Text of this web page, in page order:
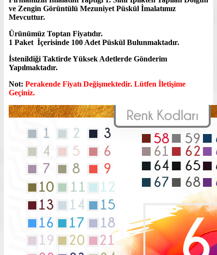
ve Zengin Görüntülü Mezuniyet Püskül İmalatımız
Mevcuttur.
Ürünümüz Toptan Fiyatıdır.
1 Paket İçerisinde 100 Adet Püskül Bulunmaktadır.
İstenildiği Taktirde Yüksek Adetlerde Gönderim
Yapılmaktadır.
Not: Perakende Fiyatı Değişmektedir. Lütfen İletişime
Geçiniz.